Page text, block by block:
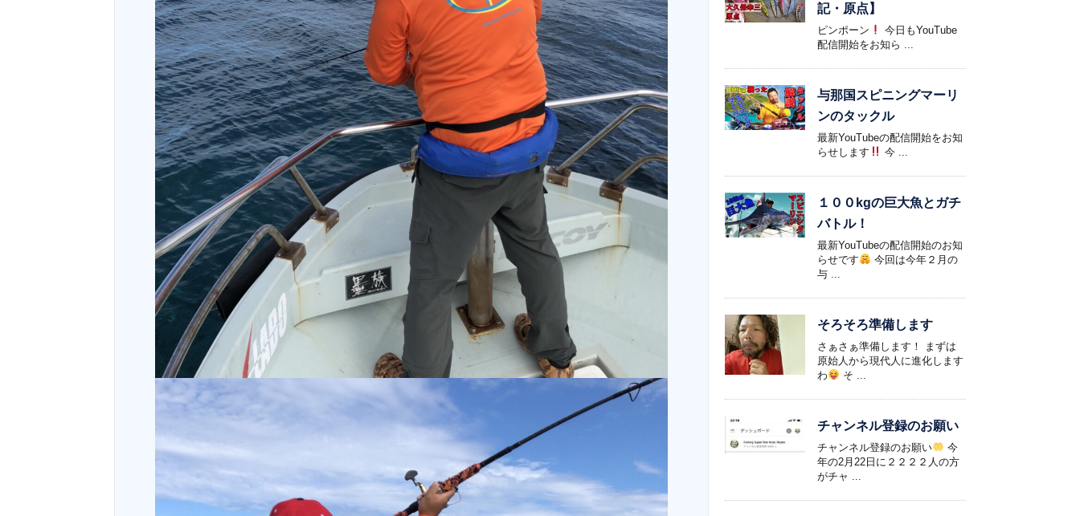
記・原点】
ピンポーン
今日もYouTube
配信開始をお知ら ...
与那国スピニングマーリ
ンのタックル
最新YouTubeの配信開始をお知
らせします
今 ...
１００kgの巨大魚とガチ
バトル！
最新YouTubeの配信開始のお知
らせです
今回は今年２月の
与 ...
そろそろ準備します
さぁさぁ準備します！ まずは
原始人から現代人に進化します
わ
そ ...
チャンネル登録のお願い
チャンネル登録のお願い
今
年の2月22日に２２２２人の方
がチャ ...